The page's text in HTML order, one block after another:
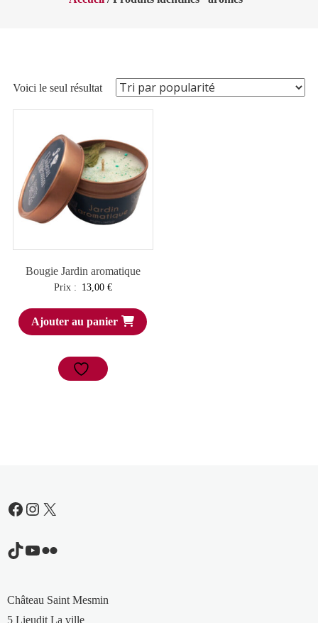
Voici le seul résultat
Bougie Jardin aromatique
Prix : 13,00 €
Ajouter au panier
Facebook
Instagram
X
TikTok
YouTube
Flickr
Château Saint Mesmin
5 Lieudit La ville